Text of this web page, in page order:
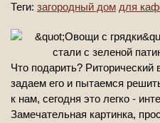
Теги: загородный дом для
Что подарить? Риторический
задаем его и пытаемся
к нам, сегодня это легко -
Замечательная картинка,